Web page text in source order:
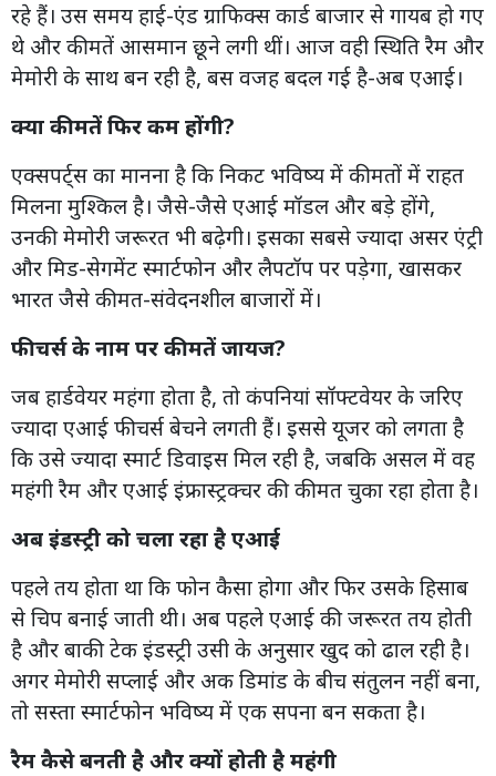
रहे हैं। उस समय हाई-एंड ग्राफिक्स कार्ड बाजार से गायब हो गए
थे और कीमतें आसमान छूने लगी थीं। आज वही स्थिति रैम और
मेमोरी के साथ बन रही है, बस वजह बदल गई है-अब एआई।
क्या कीमतें फिर कम होंगी?
एक्सपर्ट्स का मानना है कि निकट भविष्य में कीमतों में राहत
मिलना मुश्किल है। जैसे-जैसे एआई मॉडल और बड़े होंगे,
उनकी मेमोरी जरूरत भी बढ़ेगी। इसका सबसे ज्यादा असर एंट्री
और मिड-सेगमेंट स्मार्टफोन और लैपटॉप पर पड़ेगा, खासकर
भारत जैसे कीमत-संवेदनशील बाजारों में।
फीचर्स के नाम पर कीमतें जायज?
जब हार्डवेयर महंगा होता है, तो कंपनियां सॉफ्टवेयर के जरिए
ज्यादा एआई फीचर्स बेचने लगती हैं। इससे यूजर को लगता है
कि उसे ज्यादा स्मार्ट डिवाइस मिल रही है, जबकि असल में वह
महंगी रैम और एआई इंफ्रास्ट्रक्चर की कीमत चुका रहा होता है।
अब इंडस्ट्री को चला रहा है एआई
पहले तय होता था कि फोन कैसा होगा और फिर उसके हिसाब
से चिप बनाई जाती थी। अब पहले एआई की जरूरत तय होती
है और बाकी टेक इंडस्ट्री उसी के अनुसार खुद को ढाल रही है।
अगर मेमोरी सप्लाई और अक डिमांड के बीच संतुलन नहीं बना,
तो सस्ता स्मार्टफोन भविष्य में एक सपना बन सकता है।
रैम कैसे बनती है और क्यों होती है महंगी